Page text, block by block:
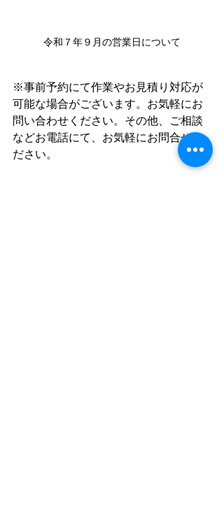
令和７年９月の営業日について
※事前予約にて作業やお見積り対応が
可能な場合がございます。お気軽にお
問い合わせください。その他、ご相談
などお電話にて、お気軽にお問合せく
ださい。